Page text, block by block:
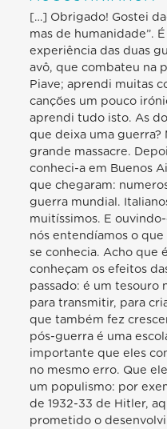
[…] Obrigado! Gostei
mas de humanidade”.
experiência das duas
avô, que combateu na
Piave; aprendi muitas
canções um pouco
aprendi tudo isto. As
que deixa uma guerra?
grande massacre.
conheci-a em Buenos
que chegaram:
guerra mundial.
muitíssimos. E
nós entendíamos o
se conhecia. Acho que
conheçam os efeitos
passado: é um tesouro
para transmitir, para
que também fez
pós-guerra é uma
importante que eles
no mesmo erro. Que
um populismo: por
de 1932-33 de Hitler,
prometido o